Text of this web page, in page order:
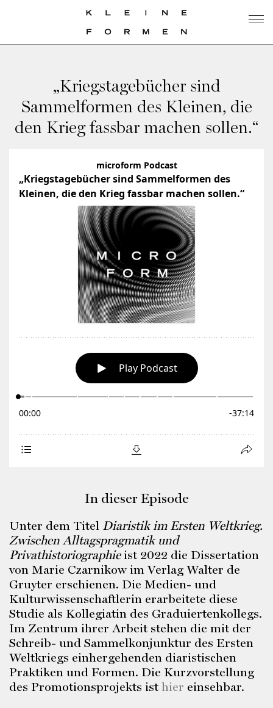
„Kriegstagebücher sind
Sammelformen des Kleinen, die
den Krieg fassbar machen sollen.“
In dieser Episode
Unter dem Titel Diaristik im Ersten Weltkrieg.
Zwischen Alltagspragmatik und
Privathistoriographieist 2022 die Dissertation
von Marie Czarnikow im Verlag Walter de
Gruyter erschienen. Die Medien- und
Kulturwissenschaftlerin erarbeitete diese
Studie als Kollegiatin des Graduiertenkollegs.
Im Zentrum ihrer Arbeit stehen die mit der
Schreib- und Sammelkonjunktur des Ersten
Weltkriegs einhergehenden diaristischen
Praktiken und Formen. Die Kurzvorstellung
des Promotionsprojekts ist hier einsehbar.